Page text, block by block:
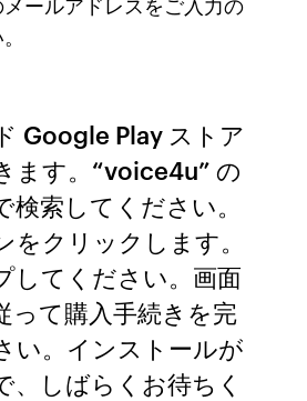
Google Play ストア
ます。“voice4u” の
検索してください。
をクリックします。
してください。画面
って購入手続きを完
い。インストールが
、しばらくお待ちく